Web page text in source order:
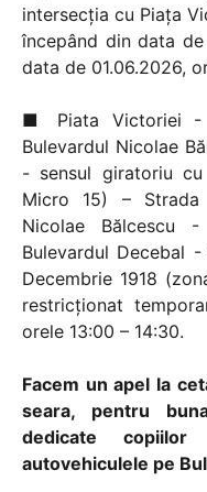
intersecția cu Piața
începând din data
data de 01.06.2026,
■ Piata Victoriei -
Bulevardul Nicolae
- sensul giratoriu
Micro 15) – Strada
Nicolae Bălcescu
Bulevardul Decebal
Decembrie 1918
restricționat
orele 13:00 – 14:30.
Facem un apel la
seara, pentru
dedicate
autovehiculele pe